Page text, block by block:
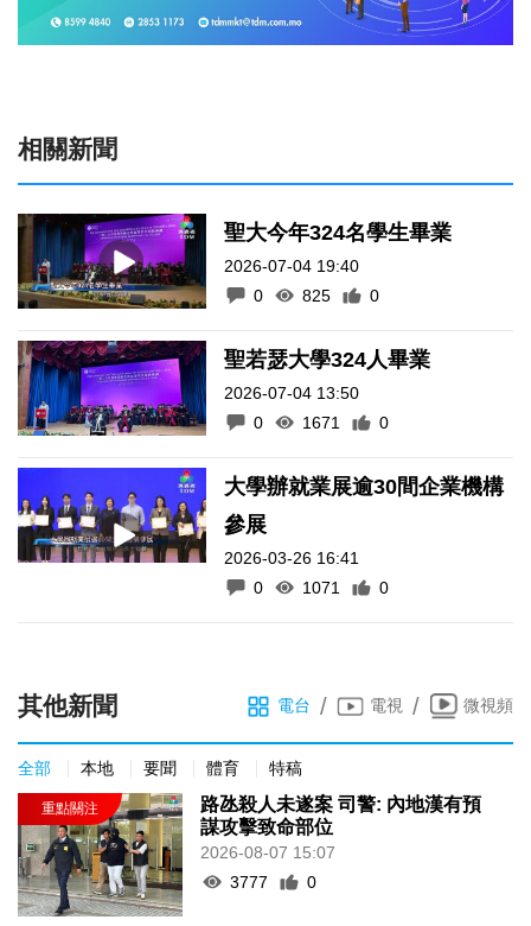
相關新聞
聖大今年324名學生畢業
2026-07-04 19:40
0
825 0
聖若瑟大學324人畢業
2026-07-04 13:50
0
1671 0
大學辦就業展逾30間企業機構
參展
2026-03-26 16:41
0
1071 0
其他新聞 電台 / 電視 / 微視頻
全部 本地 要聞 體育 特稿
路氹殺人未遂案 司警: 內地漢有預
謀攻擊致命部位
2026-08-07 15:07
3777
0